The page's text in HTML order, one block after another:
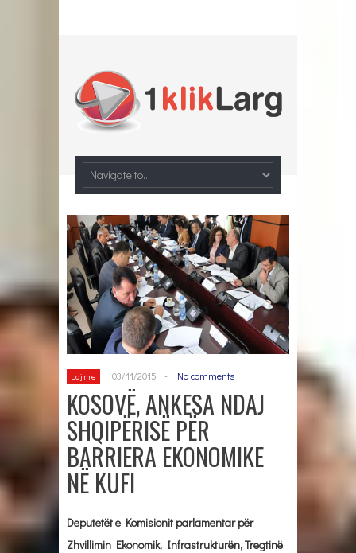
Lajme 03/11/2015 - No comments
KOSOVË, ANKESA NDAJ
SHQIPËRISË PËR
BARRIERA EKONOMIKE
NË KUFI
Deputetët e Komisionit parlamentar për
Zhvillimin Ekonomik, Infrastrukturën, Tregtinë